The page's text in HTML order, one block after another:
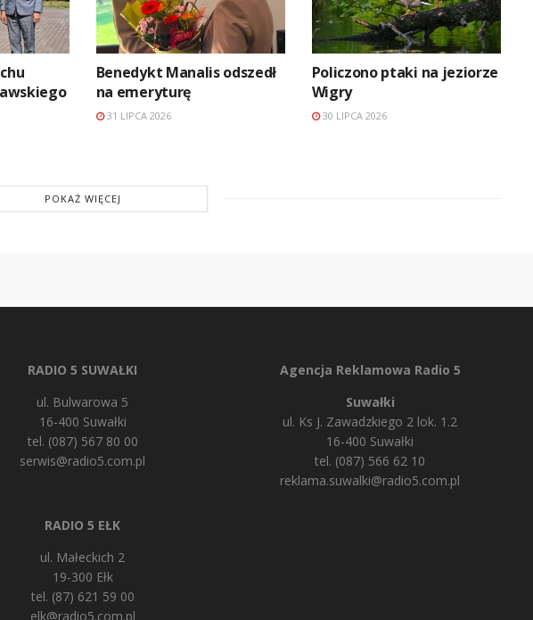
Benedykt Manalis odszedł
na emeryturę
31 LIPCA 2026
Policzono ptaki na jeziorze
Wigry
30 LIPCA 2026
POKAŻ WIĘCEJ
RADIO 5 SUWAŁKI
ul. Bulwarowa 5
16-400 Suwałki
tel. (087) 567 80 00
serwis@radio5.com.pl
RADIO 5 EŁK
ul. Małeckich 2
19-300 Ełk
tel. (87) 621 59 00
elk@radio5.com.pl
Agencja Reklamowa Radio 5
Suwałki
ul. Ks J. Zawadzkiego 2 lok. 1.2
16-400 Suwałki
tel. (087) 566 62 10
reklama.suwalki@radio5.com.pl